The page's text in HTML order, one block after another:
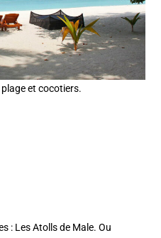
et cocotiers.
: Les Atolls de Male. Ou